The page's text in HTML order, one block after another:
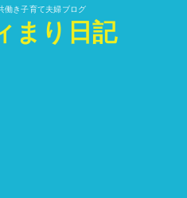
働き子育て夫婦ブログ
まり日記